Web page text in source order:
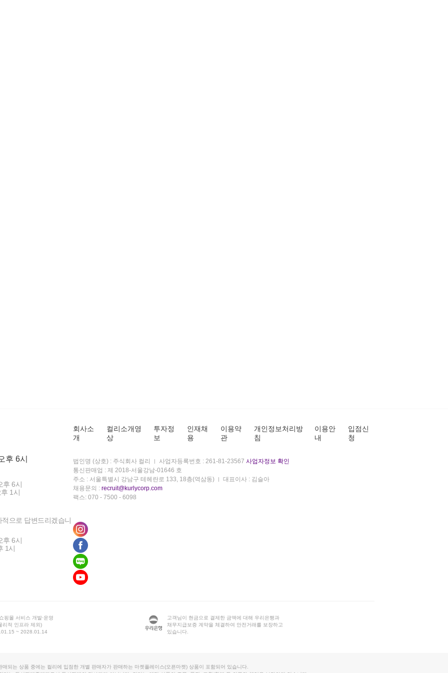
후 6시
후 6시
1시
으로 답변드리겠습니
후 6시
1시
회사소
개
컬리소개영
상
투자정
보
인재채
용
이용약
관
개인정보처리방
침
이용안
내
입점신
청
법인명 (상호) : 주식회사 컬리 사업자등록번호 : 261-81-23567 사업자정보 확인
통신판매업 : 제 2018-서울강남-01646 호
주소 : 서울특별시 강남구 테헤란로 133, 18층(역삼동)
대표이사 : 김슬아
채용문의 : recruit@kurlycorp.com
팩스: 070 - 7500 - 6098
핑몰 서비스 개발·운영
리적 인프라 제외)
~ 2028.01.14
고객님이 현금으로 결제한 금액에 대해 우리은행과
채무지급보증 계약을 체결하여 안전거래를 보장하고
있습니다.
매되는 상품 중에는 컬리에 입점한 개별 판매자가 판매하는 마켓플레이스(오픈마켓) 상품이 포함되어 있습니다.